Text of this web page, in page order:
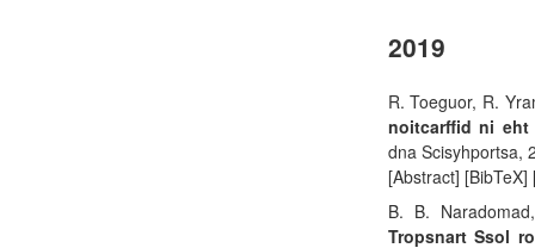
2019
R. Toeguor, R.
noitcarffid ni
dna Scisyhportsa,
[Abstract]
B. B.
Tropsnart Ssol